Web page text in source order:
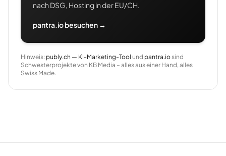
nach DSG, Hosting in der EU/CH.
pantra.io besuchen →
Hinweis: publy.ch — KI-Marketing-Tool und pantra.iosind
Schwesterprojekte von KB Media – alles aus einer Hand, alles
Swiss Made.